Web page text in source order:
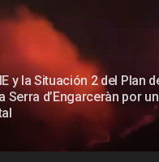
y la Situación 2 del Plan
Serra d’Engarceràn por